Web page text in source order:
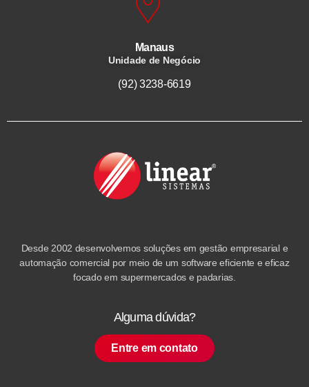
Manaus
Unidade de Negócio
(92) 3238-6619
Desde 2002 desenvolvemos soluções em gestão empresarial e
automação comercial por meio de um software eficiente e eficaz
focado em supermercados e padarias.
Alguma dúvida?
Entre em contato